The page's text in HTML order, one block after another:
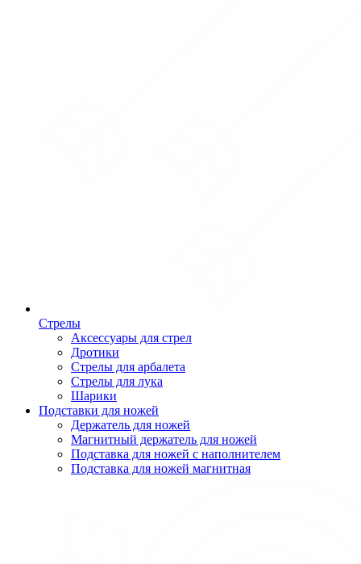
Стрелы
Аксессуары для стрел
Дротики
Стрелы для арбалета
Стрелы для лука
Шарики
Подставки для ножей
Держатель для ножей
Магнитный держатель для ножей
Подставка для ножей с наполнителем
Подставка для ножей магнитная